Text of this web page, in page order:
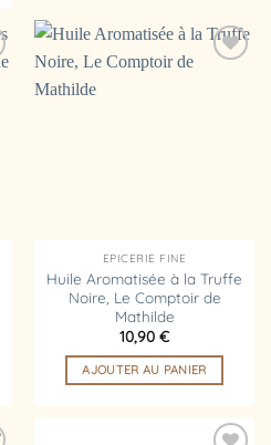
EPICERIE FINE
Huile Aromatisée à la Truffe
Noire, Le Comptoir de
Mathilde
10,90 €
AJOUTER AU PANIER